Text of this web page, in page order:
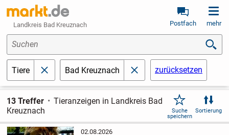
Landkreis Bad Kreuznach Postfach mehr
Suchen
Tiere schließenBad Kreuznach schließenzurücksetzen
13 Treffer
Tieranzeigen in Landkreis Bad
Kreuznach
Suche
speichern
Sortierung
02.08.2026